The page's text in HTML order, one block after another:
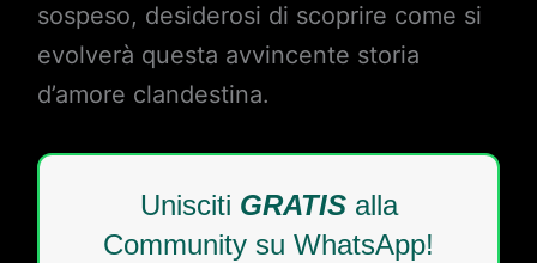
sospeso, desiderosi di scoprire come si
evolverà questa avvincente storia
d’amore clandestina.
Unisciti GRATISalla
Community su WhatsApp!